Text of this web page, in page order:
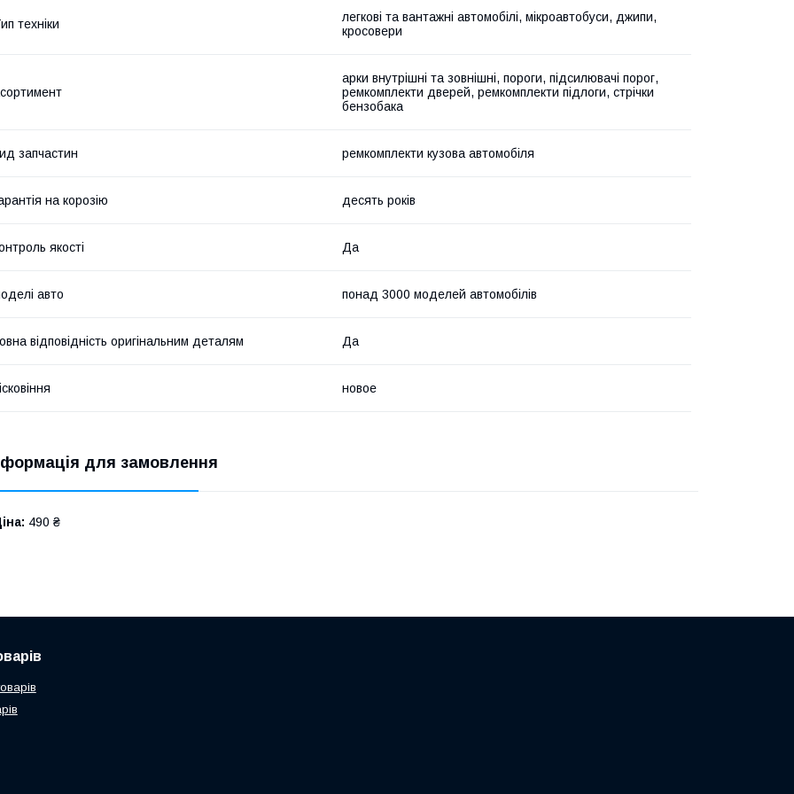
техніки
легкові та вантажні автомобілі, мікроавтобуси, джипи,
кросовери
арки внутрішні та зовнішні, пороги, підсилювачі порог,
ремкомплекти дверей, ремкомплекти підлоги, стрічки
бензобака
запчастин ремкомплекти кузова автомобіля
на корозію десять років
якості Да
авто понад 3000 моделей автомобілів
відповідність оригінальним деталям Да
новое
для замовлення
490 ₴